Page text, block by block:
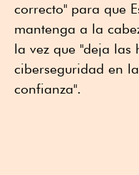
correcto" para que
mantenga a la
la vez que "deja las
ciberseguridad en
confianza".